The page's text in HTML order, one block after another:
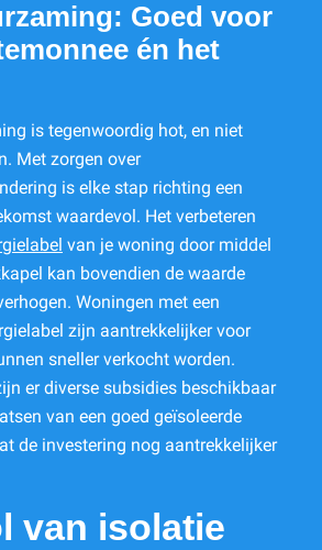
Goed voor
én het
is tegenwoordig hot, en niet
Met zorgen over
is elke stap richting een
waardevol. Het verbeteren
van je woning door middel
kan bovendien de waarde
Woningen met een
zijn aantrekkelijker voor
sneller verkocht worden.
er diverse subsidies beschikbaar
van een goed geïsoleerde
de investering nog aantrekkelijker
van isolatie